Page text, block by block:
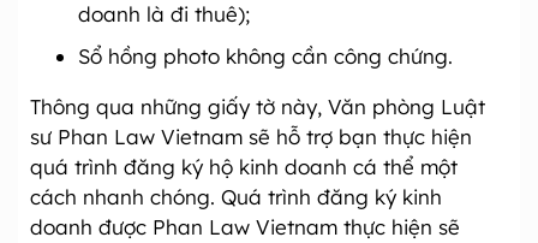
doanh là đi thuê);
Sổ hồng photo không cần công chứng.
Thông qua những giấy tờ này, Văn phòng Luật
sư Phan Law Vietnam sẽ hỗ trợ bạn thực hiện
quá trình đăng ký hộ kinh doanh cá thể một
cách nhanh chóng. Quá trình đăng ký kinh
doanh được Phan Law Vietnam thực hiện sẽ